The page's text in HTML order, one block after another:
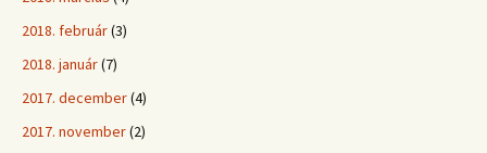
2018. február(3)
2018. január(7)
2017. december(4)
2017. november(2)